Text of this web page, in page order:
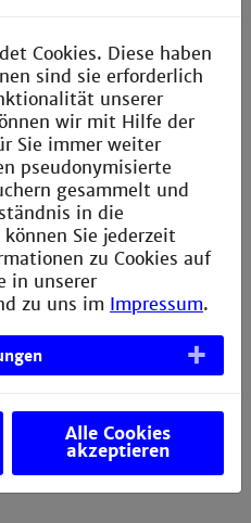
Mannheim
Cookies. Diese haben
sind sie erforderlich
unserer
wir mit Hilfe der
Sie immer weiter
pseudonymisierte
gesammelt und
in die
Sie jederzeit
zu Cookies auf
in unserer
zu uns im Impressum.
Alle Cookies
akzeptieren